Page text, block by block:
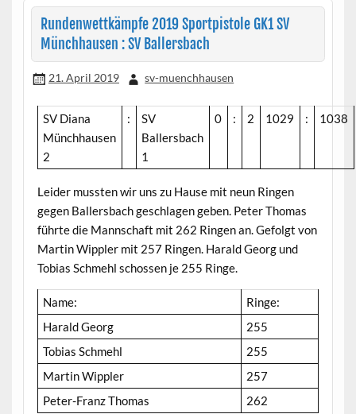
Rundenwettkämpfe 2019 Sportpistole GK1 SV
Münchhausen : SV Ballersbach
21. April 2019 sv-muenchhausen
SV Diana
Münchhausen
2
:
SV
Ballersbach
1
0 : 2 1029 : 1038
Leider mussten wir uns zu Hause mit neun Ringen
gegen Ballersbach geschlagen geben. Peter Thomas
führte die Mannschaft mit 262 Ringen an. Gefolgt von
Martin Wippler mit 257 Ringen. Harald Georg und
Tobias Schmehl schossen je 255 Ringe.
Name:
Ringe:
Harald Georg
255
Tobias Schmehl
255
Martin Wippler
257
Peter-Franz Thomas
262